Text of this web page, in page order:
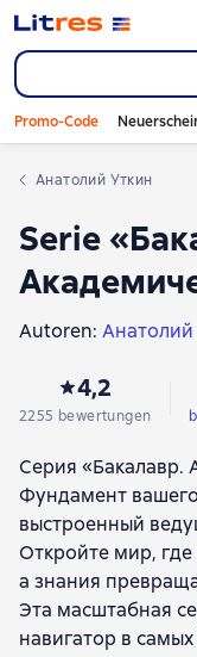
Promo-Code
Анатолий Уткин
Serie
Autoren: Анатолий
Владимир
Валентина
Геннадий
Валерий
Владимир
Игорь Евгеньевич
Игорь
Мария
Генри Маркович
4,2
2255 bewertungen
Серия «Бакалавр.
Фундамент
выстроенный
Откройте мир, где
а знания
Эта масштабная
навигатор в